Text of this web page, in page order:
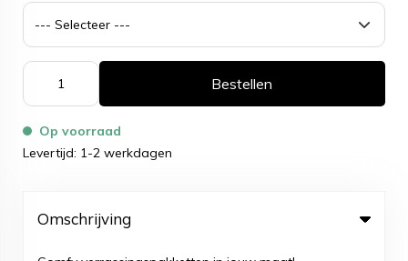
Bestellen
Op voorraad
Levertijd: 1-2 werkdagen
Omschrijving